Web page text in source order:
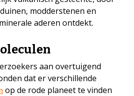
modderstenen en
aderen ontdekt.
aan overtuigend
dat er verschillende
op de rode planeet te vinden